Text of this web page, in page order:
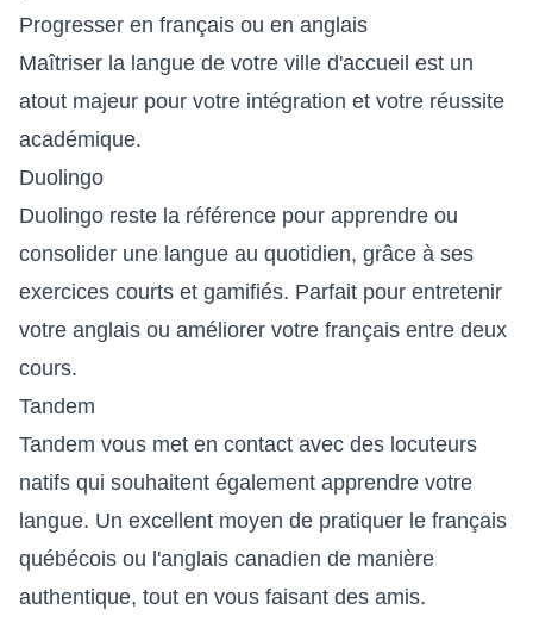
Progresser en français ou en anglais
Maîtriser la langue de votre ville d'accueil est un
atout majeur pour votre intégration et votre réussite
académique.
Duolingo
Duolingo reste la référence pour apprendre ou
consolider une langue au quotidien, grâce à ses
exercices courts et gamifiés. Parfait pour entretenir
votre anglais ou améliorer votre français entre deux
cours.
Tandem
Tandem vous met en contact avec des locuteurs
natifs qui souhaitent également apprendre votre
langue. Un excellent moyen de pratiquer le français
québécois ou l'anglais canadien de manière
authentique, tout en vous faisant des amis.